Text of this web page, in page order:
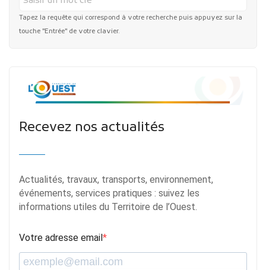
Tapez la requête qui correspond à votre recherche puis appuyez sur la
touche "Entrée" de votre clavier.
Recevez nos actualités
Actualités, travaux, transports, environnement,
événements, services pratiques : suivez les
informations utiles du Territoire de l’Ouest.
Votre adresse email